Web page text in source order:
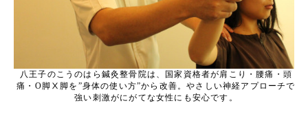
八王子のこうのはら鍼灸整骨院は、国家資格者が肩こり・腰痛・頭
痛・O脚Ⅹ脚を”身体の使い方”から改善。やさしい神経アプローチで
強い刺激がにがてな女性にも安心です。